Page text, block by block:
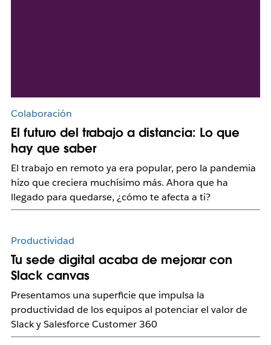
Colaboración
El futuro del trabajo a distancia: Lo que
hay que saber
El trabajo en remoto ya era popular, pero la pandemia
hizo que creciera muchísimo más. Ahora que ha
llegado para quedarse, ¿cómo te afecta a ti?
Productividad
Tu sede digital acaba de mejorar con
Slack canvas
Presentamos una superficie que impulsa la
productividad de los equipos al potenciar el valor de
Slack y Salesforce Customer 360